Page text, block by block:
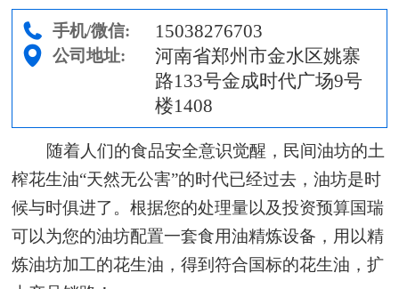
手机/微信: 15038276703
公司地址:
河南省郑州市金水区姚寨
路133号金成时代广场9号
楼1408
随着人们的食品安全意识觉醒，民间油坊的土
榨花生油“天然无公害”的时代已经过去，油坊是时
候与时俱进了。根据您的处理量以及投资预算国瑞
可以为您的油坊配置一套食用油精炼设备，用以精
炼油坊加工的花生油，得到符合国标的花生油，扩